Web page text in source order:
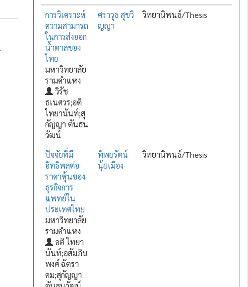
การวิเคราะห์
ความสามารถ
ในการส่งออก
น้ำตาลของ
ไทย
มหาวิทยาลัย
รามคำแหง
วิรัช
ธเนศวร;อติ
ไทยานันท์;สุ
กัญญา ตันธน
วัฒน์
ศราวุธ สุขวิ
ญญา
วิทยานิพนธ์/Thesis
ปัจจัยที่มี
อิทธิพลต่อ
ราคาหุ้นของ
ธุรกิจการ
แพทย์ใน
ประเทศไทย
มหาวิทยาลัย
รามคำแหง
อติ ไทยา
นันท์;อสัมภิน
พงศ์ ฉัตรา
คม;สุกัญญา
ทิพยรัตน์
นุ้ยเมือง
วิทยานิพนธ์/Thesis